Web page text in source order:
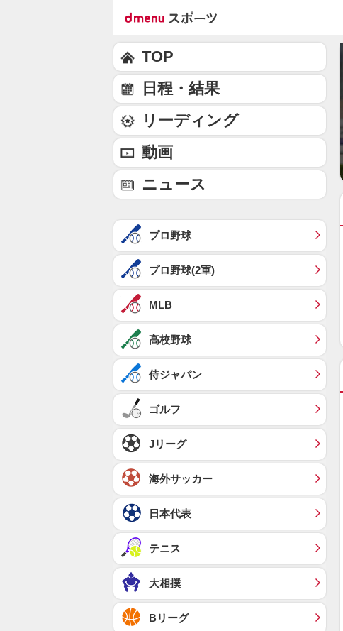
TOP
日程・結果
リーディング
動画
ニュース
プロ野球
プロ野球(2軍)
MLB
高校野球
侍ジャパン
ゴルフ
Jリーグ
海外サッカー
日本代表
テニス
大相撲
Bリーグ